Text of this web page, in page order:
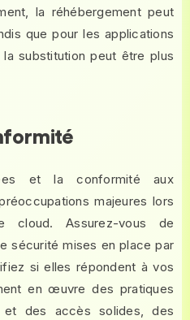
la réhébergement peut
que pour les applications
substitution peut être plus
et la conformité aux
majeures lors
Assurez-vous de
sécurité mises en place par
si elles répondent à vos
en œuvre des pratiques
des accès solides, des